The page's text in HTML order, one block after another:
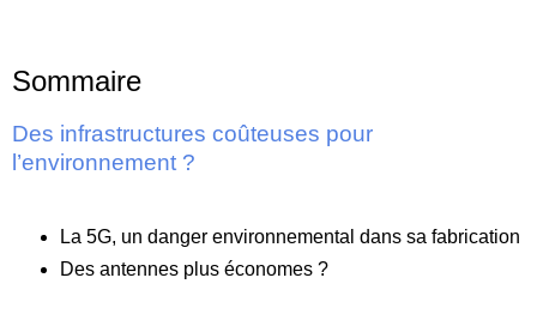
Sommaire
Des infrastructures coûteuses pour
l’environnement ?
La 5G, un danger environnemental dans sa fabrication
Des antennes plus économes ?